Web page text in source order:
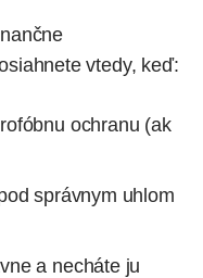
vtedy, keď:
ochranu (ak
správnym uhlom
a necháte ju